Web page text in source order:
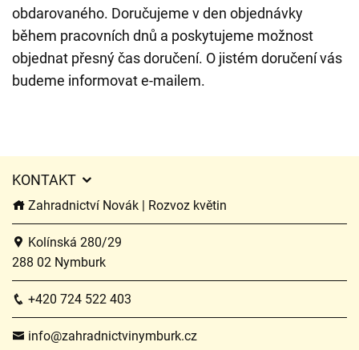
obdarovaného. Doručujeme v den objednávky
během pracovních dnů a poskytujeme možnost
objednat přesný čas doručení. O jistém doručení vás
budeme informovat e-mailem.
KONTAKT
Zahradnictví Novák | Rozvoz květin
Kolínská 280/29
288 02 Nymburk
+420 724 522 403
info@zahradnictvinymburk.cz